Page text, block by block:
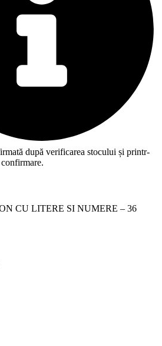
după verificarea stocului și printr-
CU LITERE SI NUMERE – 36